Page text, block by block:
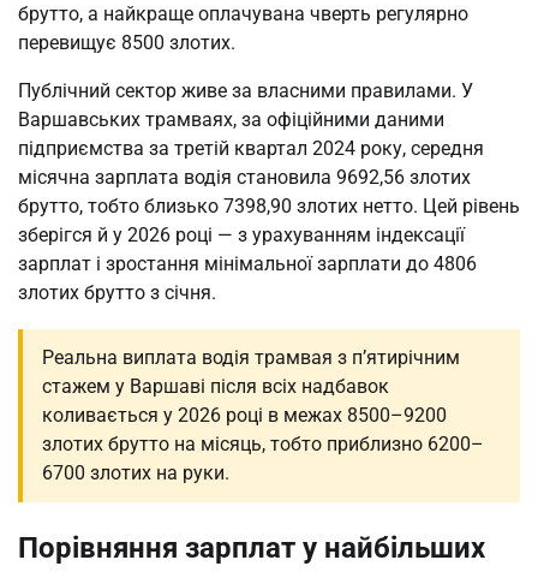
брутто, а найкраще оплачувана чверть регулярно
перевищує 8500 злотих.
Публічний сектор живе за власними правилами. У
Варшавських трамваях, за офіційними даними
підприємства за третій квартал 2024 року, середня
місячна зарплата водія становила 9692,56 злотих
брутто, тобто близько 7398,90 злотих нетто. Цей рівень
зберігся й у 2026 році — з урахуванням індексації
зарплат і зростання мінімальної зарплати до 4806
злотих брутто з січня.
Реальна виплата водія трамвая з п’ятирічним
стажем у Варшаві після всіх надбавок
коливається у 2026 році в межах 8500–9200
злотих брутто на місяць, тобто приблизно 6200–
6700 злотих на руки.
Порівняння зарплат у найбільших